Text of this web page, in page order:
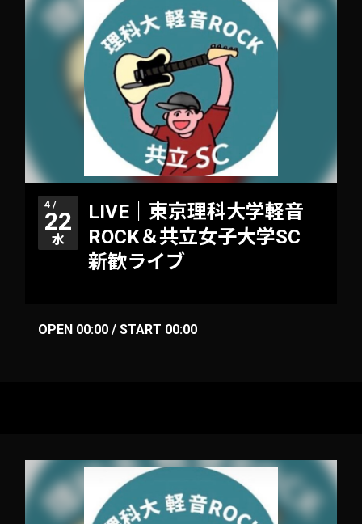
4 /
22
水
LIVE｜東京理科大学軽音
ROCK＆共立女子大学SC
新歓ライブ
OPEN 00:00 / START 00:00